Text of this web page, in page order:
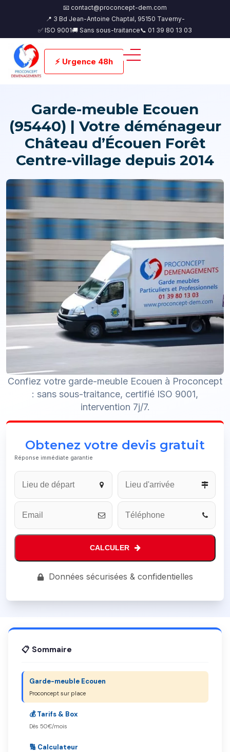
📧 contact@proconcept-dem.com
📍 3 Bd Jean-Antoine Chaptal, 95150 Taverny-
✅ ISO 9001🚚 Sans sous-traitance📞 01 39 80 13 03
⚡ Urgence 48h
Garde-meuble Ecouen
(95440) | Votre déménageur
Château d’Écouen Forêt
Centre-village depuis 2014
Confiez votre garde-meuble Ecouen à Proconcept
: sans sous-traitance, certifié ISO 9001,
intervention 7j/7.
Obtenez votre devis gratuit
Réponse immédiate garantie
CALCULER
Business
Données sécurisées & confidentielles
📋 Sommaire
Garde-meuble Ecouen
Proconcept sur place
💰 Tarifs & Box
Dès 50€/mois
🔢 Calculateur